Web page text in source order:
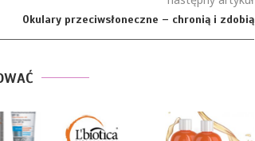
Okulary przeciwsłoneczne – chronią i zdobią